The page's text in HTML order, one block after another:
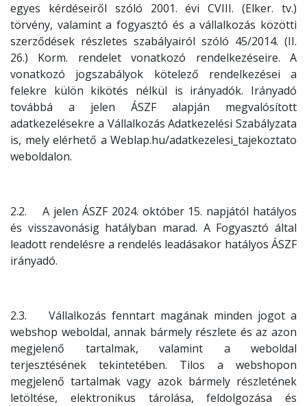
egyes kérdéseiről szóló 2001. évi CVIII. (Elker. tv.)
törvény, valamint a fogyasztó és a vállalkozás közötti
szerződések részletes szabályairól szóló 45/2014. (II.
26.) Korm. rendelet vonatkozó rendelkezéseire. A
vonatkozó jogszabályok kötelező rendelkezései a
felekre külön kikötés nélkül is irányadók. Irányadó
továbbá a jelen ÁSZF alapján megvalósított
adatkezelésekre a Vállalkozás Adatkezelési Szabályzata
is, mely elérhető a Weblap.hu/adatkezelesi_tajekoztato
weboldalon.
2.2. A jelen ÁSZF 2024. október 15. napjától hatályos
és visszavonásig hatályban marad. A Fogyasztó által
leadott rendelésre a rendelés leadásakor hatályos ÁSZF
irányadó.
2.3. Vállalkozás fenntart magának minden jogot a
webshop weboldal, annak bármely részlete és az azon
megjelenő tartalmak, valamint a weboldal
terjesztésének tekintetében. Tilos a webshopon
megjelenő tartalmak vagy azok bármely részletének
letöltése, elektronikus tárolása, feldolgozása és